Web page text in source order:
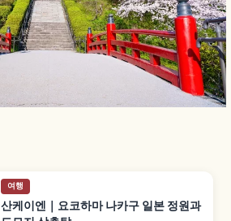
여행
산케이엔｜요코하마 나카구 일본 정원과